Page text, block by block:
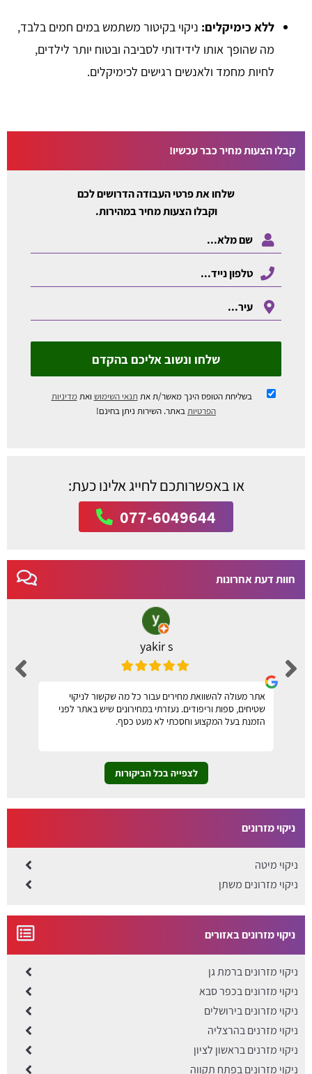
ללא כימיקלים: ניקוי בקיטור משתמש במים חמים בלבד,
מה שהופך אותו לידידותי לסביבה ובטוח יותר לילדים,
לחיות מחמד ולאנשים רגישים לכימיקלים.
קבלו הצעות מחיר כבר עכשיו!
שלחו את פרטי העבודה הדרושים לכם
וקבלו הצעות מחיר במהירות.
שלחו ונשוב אליכם בהקדם
בשליחת הטופס הינך מאשר/ת את תנאי השימוש ואתמדיניות
הפרטיותבאתר. השירות ניתן בחינם!
או באפשרותכם לחייג אלינו כעת:
077-6049644
חוות דעת אחרונות
yakir s
אתר מעולה להשוואת מחירים עבור כל מה שקשור לניקוי
שטיחים, ספות וריפודים. נעזרתי במחירונים שיש באתר לפני
הזמנת בעל המקצוע וחסכתי לא מעט כסף.
לצפייה בכל הביקורות
ניקוי מזרונים
ניקוי מיטה
ניקוי מזרונים משתן
ניקוי מזרונים באזורים
ניקוי מזרונים ברמת גן
ניקוי מזרונים בכפר סבא
ניקוי מזרונים בירושלים
ניקוי מזרנים בהרצליה
ניקוי מזרנים בראשון לציון
ניקוי מזרונים בפתח תקווה